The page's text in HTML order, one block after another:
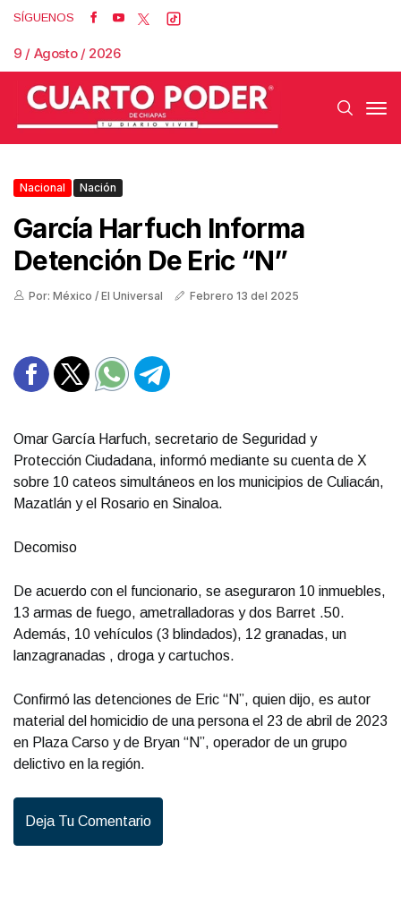
SÍGUENOS
9 / Agosto / 2026
Nacional Nación
García Harfuch Informa
Detención De Eric “N”
Por: México / El Universal Febrero 13 del 2025
Omar García Harfuch, secretario de Seguridad y
Protección Ciudadana, informó mediante su cuenta de X
sobre 10 cateos simultáneos en los municipios de Culiacán,
Mazatlán y el Rosario en Sinaloa.
Decomiso
De acuerdo con el funcionario, se aseguraron 10 inmuebles,
13 armas de fuego, ametralladoras y dos Barret .50.
Además, 10 vehículos (3 blindados), 12 granadas, un
lanzagranadas , droga y cartuchos.
Confirmó las detenciones de Eric “N”, quien dijo, es autor
material del homicidio de una persona el 23 de abril de 2023
en Plaza Carso y de Bryan “N”, operador de un grupo
delictivo en la región.
Deja Tu Comentario